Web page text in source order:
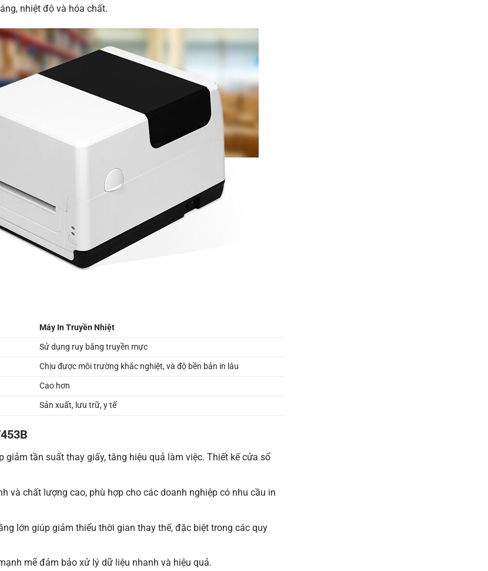
nhiệt độ và hóa chất.
Máy In Truyền Nhiệt
Sử dụng ruy băng truyền mực
Chịu được môi trường khắc nghiệt, và độ bền bản in lâu
Cao hơn
Sản xuất, lưu trữ, y tế
giảm tần suất thay giấy, tăng hiệu quả làm việc. Thiết kế cửa sổ
và chất lượng cao, phù hợp cho các doanh nghiệp có nhu cầu in
lớn giúp giảm thiểu thời gian thay thế, đặc biệt trong các quy
mẽ đảm bảo xử lý dữ liệu nhanh và hiệu quả.